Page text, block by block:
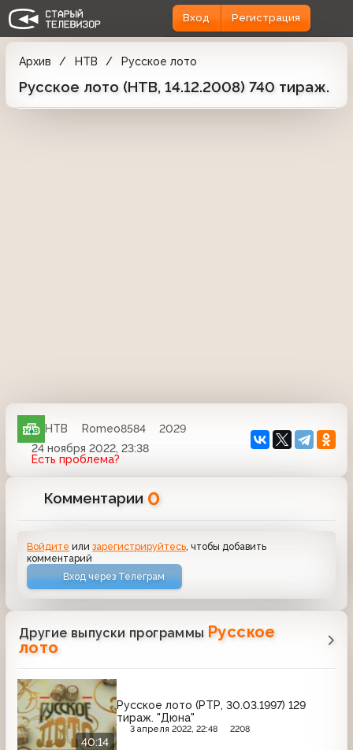
Вход Регистрация
Архив НТВ Русское лото
Русское лото (НТВ, 14.12.2008) 740 тираж.
НТВ Romeo8584
2029
24 ноября 2022, 23:38
Есть проблема?
Комментарии 0
Войдите илизарегистрируйтесь , чтобы добавить
комментарий
Вход через Телеграм
Другие выпуски программы Русское
лото
40:14
Русское лото (РТР, 30.03.1997) 129
тираж. "Дюна"
3 апреля 2022, 22:48 2208